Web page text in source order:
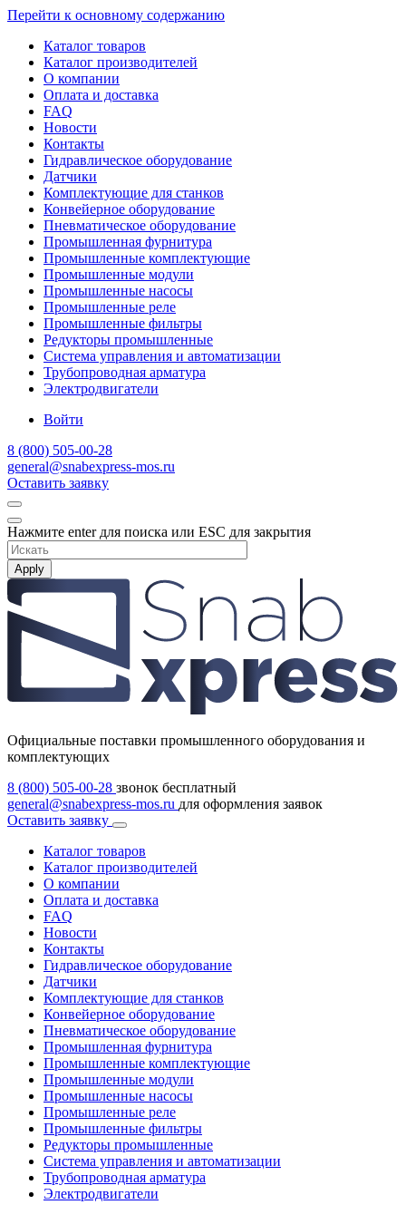
Перейти к основному содержанию
Каталог товаров
Каталог производителей
О компании
Оплата и доставка
FAQ
Новости
Контакты
Гидравлическое оборудование
Датчики
Комплектующие для станков
Конвейерное оборудование
Пневматическое оборудование
Промышленная фурнитура
Промышленные комплектующие
Промышленные модули
Промышленные насосы
Промышленные реле
Промышленные фильтры
Редукторы промышленные
Система управления и автоматизации
Трубопроводная арматура
Электродвигатели
Войти
8 (800) 505-00-28
general@snabexpress-mos.ru
Оставить заявку
Нажмите enter для поиска или ESC для закрытия
Apply
Официальные поставки промышленного оборудования и
комплектующих
8 (800) 505-00-28 звонок бесплатный
general@snabexpress-mos.ru для оформления заявок
Оставить заявку
Каталог товаров
Каталог производителей
О компании
Оплата и доставка
FAQ
Новости
Контакты
Гидравлическое оборудование
Датчики
Комплектующие для станков
Конвейерное оборудование
Пневматическое оборудование
Промышленная фурнитура
Промышленные комплектующие
Промышленные модули
Промышленные насосы
Промышленные реле
Промышленные фильтры
Редукторы промышленные
Система управления и автоматизации
Трубопроводная арматура
Электродвигатели